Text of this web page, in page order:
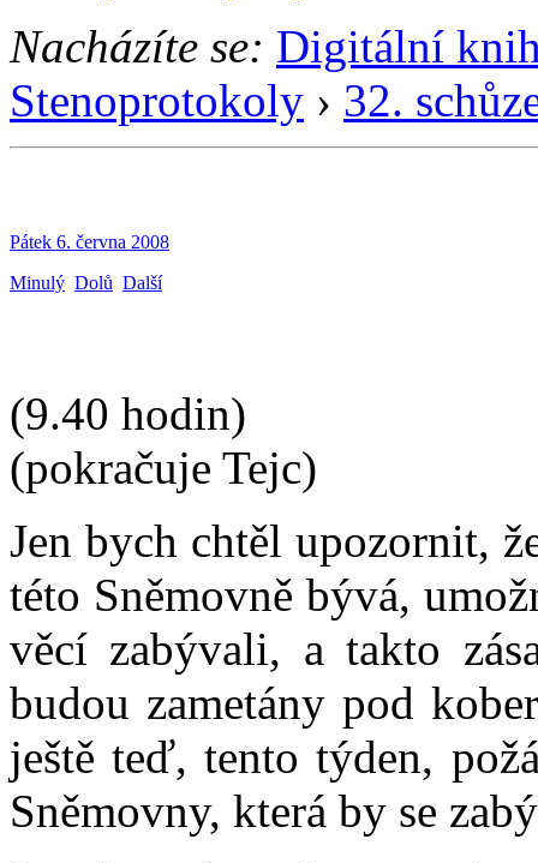
Nacházíte se: Digitální
Stenoprotokoly › 32.
Pátek 6. června 2008
Minulý Dolů Další
(9.40 hodin)
(pokračuje Tejc)
Jen bych chtěl upozornit,
této Sněmovně bývá,
věcí zabývali, a takto
budou zametány pod
ještě teď, tento týden,
Sněmovny, která by se